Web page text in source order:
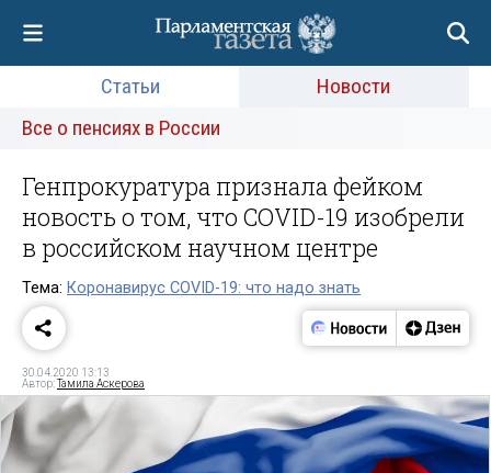
Статьи
Новости
Все о пенсиях в России
Генпрокуратура признала фейком
новость о том, что COVID-19 изобрели
в российском научном центре
Тема: Коронавирус COVID-19: что надо знать
30.04.2020 13:13
Автор:Тамила Аскерова